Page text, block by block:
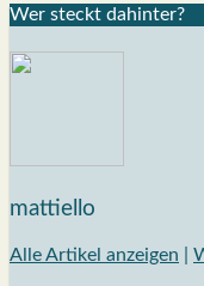
Wer steckt dahin­ter?
mattiello
Alle Artikel anzeigen